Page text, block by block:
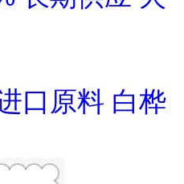
口原料 白桦